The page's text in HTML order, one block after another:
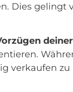
Dies gelingt
verkaufen zu